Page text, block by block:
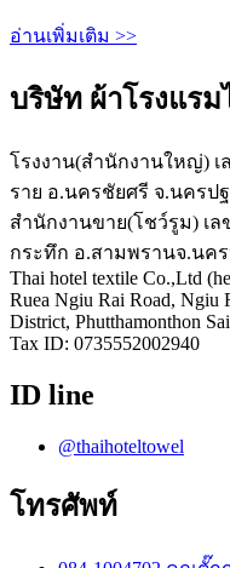
อ่านเพิ่มเติม >>
บริษัท ผ้าโรงแร
โรงงาน(สำนักงานใหญ่) เ
ราย อ.นครชัยศรี จ.นครปฐ
สำนักงานขาย(โชว์รูม) เ
กระทึก อ.สามพรานจ.นค
Thai hotel textile Co.,Ltd
Ruea Ngiu Rai Road, Ngiu
District, Phutthamonthon
Tax ID: 0735552002940
ID line
@thaihoteltowel
โทรศัพท์